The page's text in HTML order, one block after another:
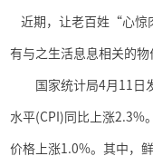
近期，让老百姓“心惊
有与之生活息息相关的物
国家统计局4月 11 日
水平(CPI) 同比上涨2.3%
价格上涨1.0%。其中，